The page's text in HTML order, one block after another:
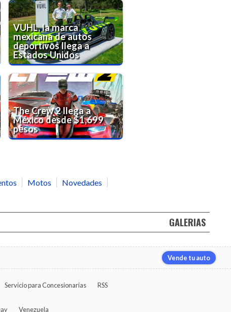
VUHL, la marca
mexicana de autos
deportivos llega a
Estados Unidos
The Crew 2 llega a
México desde $1,699
pesos
Motos
Novedades
GALERIAS
Vende tu auto
Servicio para Concesionarias RSS
Venezuela